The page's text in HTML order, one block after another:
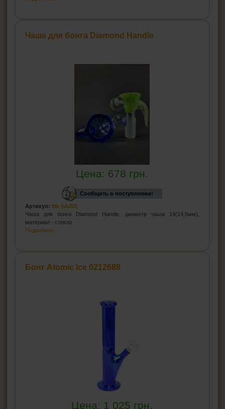
Чаша для бонга Diamond Handle
Цена: 678 грн.
Сообщить о поступлении!
Артикул: bb-SA201
Чаша для бонга Diamond Handle, диаметр чаши 14(14,5мм),
материал - стекло
Подробнее...
Бонг Atomic Ice 0212688
Цена: 1 025 грн.